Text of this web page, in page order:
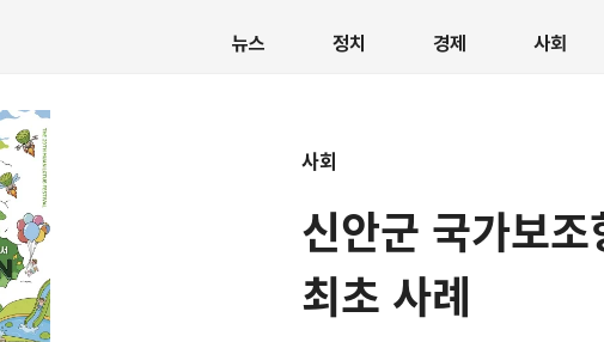
뉴스 정치 경제 사회
사회
신안군 국가보
최초 사례